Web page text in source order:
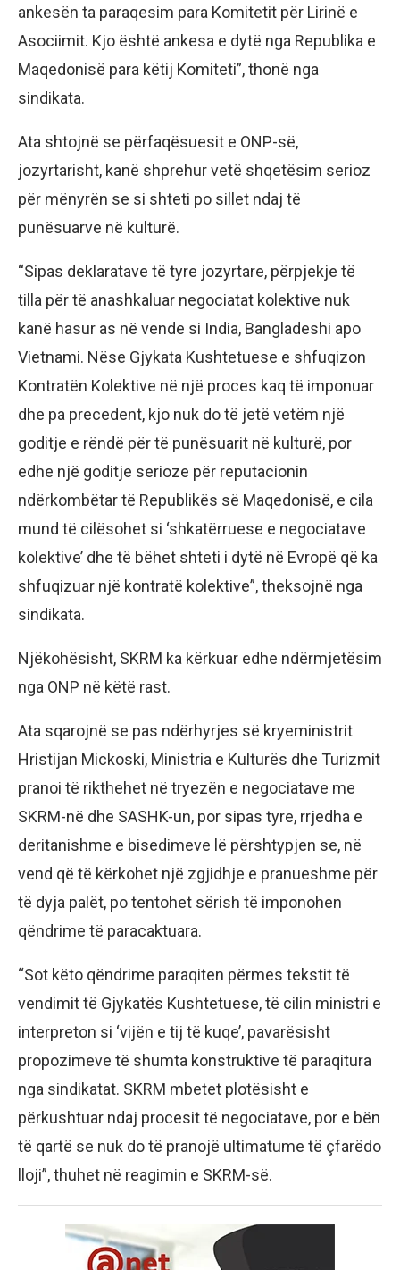
ankesën ta paraqesim para Komitetit për Lirinë e
Asociimit. Kjo është ankesa e dytë nga Republika e
Maqedonisë para këtij Komiteti”, thonë nga
sindikata.
Ata shtojnë se përfaqësuesit e ONP-së,
jozyrtarisht, kanë shprehur vetë shqetësim serioz
për mënyrën se si shteti po sillet ndaj të
punësuarve në kulturë.
“Sipas deklaratave të tyre jozyrtare, përpjekje të
tilla për të anashkaluar negociatat kolektive nuk
kanë hasur as në vende si India, Bangladeshi apo
Vietnami. Nëse Gjykata Kushtetuese e shfuqizon
Kontratën Kolektive në një proces kaq të imponuar
dhe pa precedent, kjo nuk do të jetë vetëm një
goditje e rëndë për të punësuarit në kulturë, por
edhe një goditje serioze për reputacionin
ndërkombëtar të Republikës së Maqedonisë, e cila
mund të cilësohet si ‘shkatërruese e negociatave
kolektive’ dhe të bëhet shteti i dytë në Evropë që ka
shfuqizuar një kontratë kolektive”, theksojnë nga
sindikata.
Njëkohësisht, SKRM ka kërkuar edhe ndërmjetësim
nga ONP në këtë rast.
Ata sqarojnë se pas ndërhyrjes së kryeministrit
Hristijan Mickoski, Ministria e Kulturës dhe Turizmit
pranoi të rikthehet në tryezën e negociatave me
SKRM-në dhe SASHK-un, por sipas tyre, rrjedha e
deritanishme e bisedimeve lë përshtypjen se, në
vend që të kërkohet një zgjidhje e pranueshme për
të dyja palët, po tentohet sërish të imponohen
qëndrime të paracaktuara.
“Sot këto qëndrime paraqiten përmes tekstit të
vendimit të Gjykatës Kushtetuese, të cilin ministri e
interpreton si ‘vijën e tij të kuqe’, pavarësisht
propozimeve të shumta konstruktive të paraqitura
nga sindikatat. SKRM mbetet plotësisht e
përkushtuar ndaj procesit të negociatave, por e bën
të qartë se nuk do të pranojë ultimatume të çfarëdo
lloji”, thuhet në reagimin e SKRM-së.